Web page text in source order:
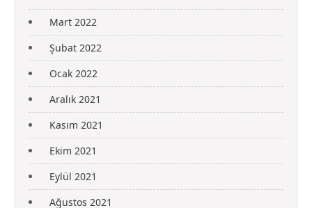
Mart 2022
Şubat 2022
Ocak 2022
Aralık 2021
Kasım 2021
Ekim 2021
Eylül 2021
Ağustos 2021